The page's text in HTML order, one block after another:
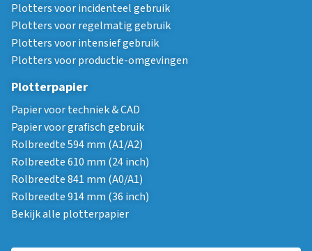
Plotters voor incidenteel gebruik
Plotters voor regelmatig gebruik
Plotters voor intensief gebruik
Plotters voor productie-omgevingen
Plotterpapier
Papier voor techniek & CAD
Papier voor grafisch gebruik
Rolbreedte 594 mm (A1/A2)
Rolbreedte 610 mm (24 inch)
Rolbreedte 841 mm (A0/A1)
Rolbreedte 914 mm (36 inch)
Bekijk alle plotterpapier